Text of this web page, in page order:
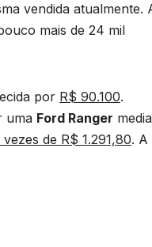
vendida atualmente.
mais de 24 mil
por R$ 90.100.
uma Ford Ranger
de R$ 1.291,80. A